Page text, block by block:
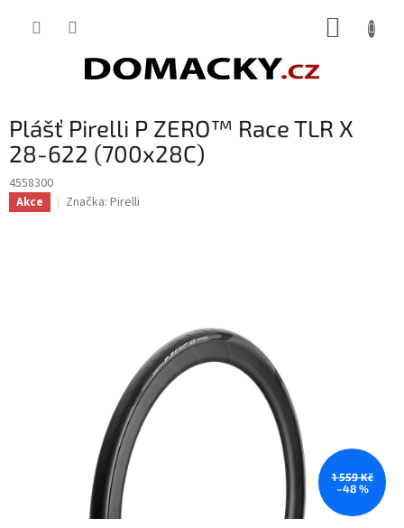
Plášť Pirelli P ZERO™ Race TLR X
28-622 (700x28C)
4558300
Akce Značka: Pirelli
1 559 Kč
–48 %